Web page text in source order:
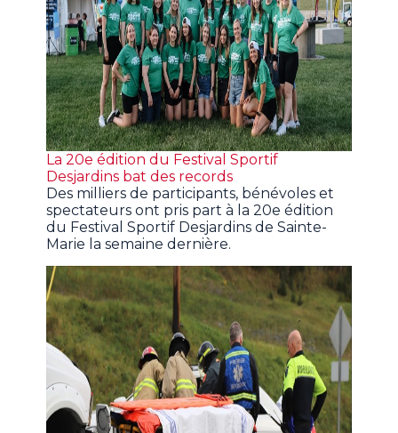
La 20e édition du Festival Sportif
Desjardins bat des records
Des milliers de participants, bénévoles et
spectateurs ont pris part à la 20e édition
du Festival Sportif Desjardins de Sainte-
Marie la semaine dernière.